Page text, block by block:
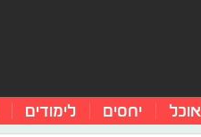
אוכל יחסים לימודים